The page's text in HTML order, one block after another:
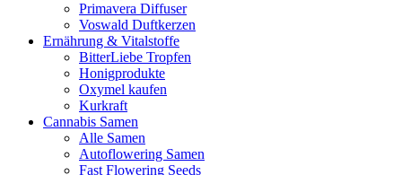
Primavera Diffuser
Voswald Duftkerzen
Ernährung & Vitalstoffe
BitterLiebe Tropfen
Honigprodukte
Oxymel kaufen
Kurkraft
Cannabis Samen
Alle Samen
Autoflowering Samen
Fast Flowering Seeds